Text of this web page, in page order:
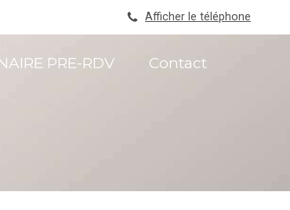
Afficher le téléphone
PRE-RDV Contact